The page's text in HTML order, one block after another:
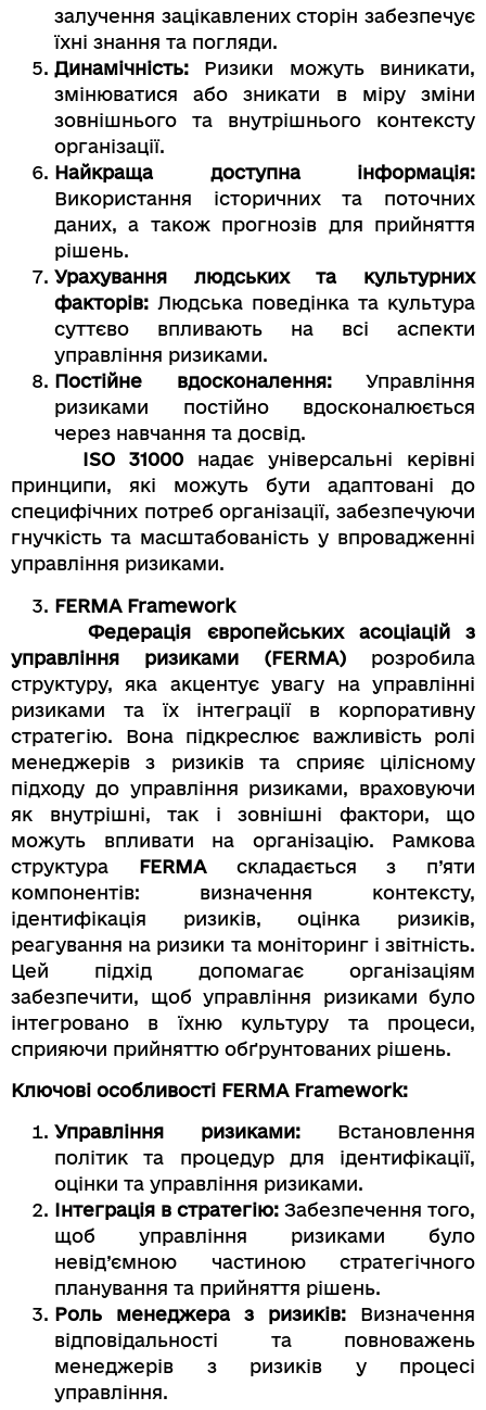
залучення зацікавлених сторін забезпечує
їхні знання та погляди.
Динамічність: Ризики можуть виникати,
змінюватися або зникати в міру зміни
зовнішнього та внутрішнього контексту
організації.
Найкраща доступна інформація:
Використання історичних та поточних
даних, а також прогнозів для прийняття
рішень.
Урахування людських та культурних
факторів: Людська поведінка та культура
суттєво впливають на всі аспекти
управління ризиками.
Постійне вдосконалення:Управління
ризиками постійно вдосконалюється
через навчання та досвід.
ISO 31000надає універсальні керівні
принципи, які можуть бути адаптовані до
специфічних потреб організації, забезпечуючи
гнучкість та масштабованість у впровадженні
управління ризиками.
FERMA Framework
Федерація європейських асоціацій з
управління ризиками (FERMA) розробила
структуру, яка акцентує увагу на управлінні
ризиками та їх інтеграції в корпоративну
стратегію. Вона підкреслює важливість ролі
менеджерів з ризиків та сприяє цілісному
підходу до управління ризиками, враховуючи
як внутрішні, так і зовнішні фактори, що
можуть впливати на організацію. Рамкова
структура FERMAскладається з п’яти
компонентів: визначення контексту,
ідентифікація ризиків, оцінка ризиків,
реагування на ризики та моніторинг і звітність.
Цей підхід допомагає організаціям
забезпечити, щоб управління ризиками було
інтегровано в їхню культуру та процеси,
сприяючи прийняттю обґрунтованих рішень.
Ключові особливості FERMA Framework:
Управління ризиками: Встановлення
політик та процедур для ідентифікації,
оцінки та управління ризиками.
Інтеграція в стратегію: Забезпечення того,
щоб управління ризиками було
невід’ємною частиною стратегічного
планування та прийняття рішень.
Роль менеджера з ризиків: Визначення
відповідальності та повноважень
менеджерів з ризиків у процесі
управління.